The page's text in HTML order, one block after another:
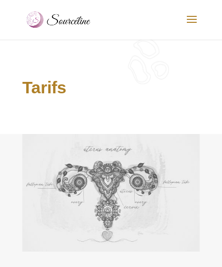
Tarifs